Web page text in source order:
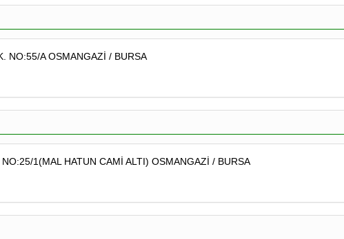
NO:55/A OSMANGAZİ / BURSA
1(MAL HATUN CAMİ ALTI) OSMANGAZİ / BURSA